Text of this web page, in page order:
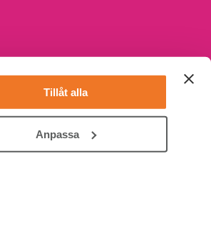
Tillåt alla
Anpassa